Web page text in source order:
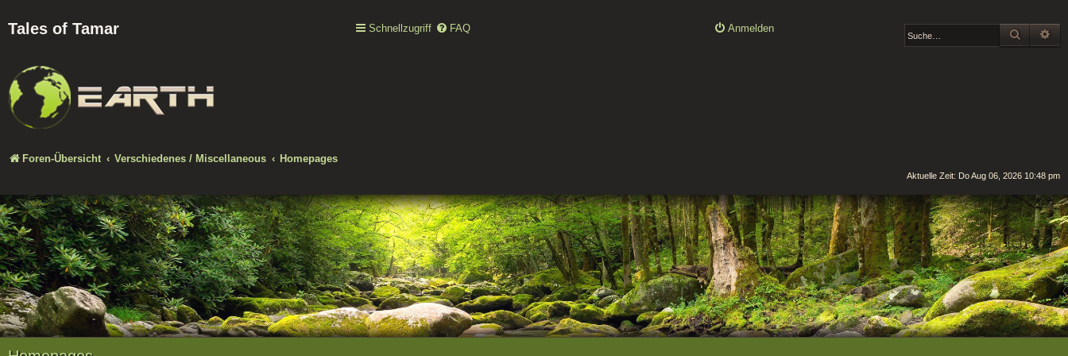
Tales of Tamar Schnellzugriff FAQ Anmelden SUCHE
Foren-Übersicht Verschiedenes / Miscellaneous Homepages
Aktuelle Zeit: Do Aug 06, 2026 10:48 pm